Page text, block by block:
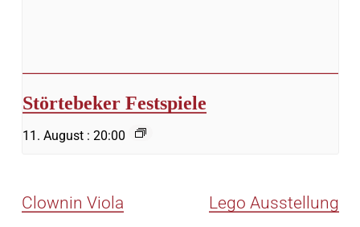
Störtebeker Festspiele
11. August : 20:00
Clownin Viola Lego Ausstellung